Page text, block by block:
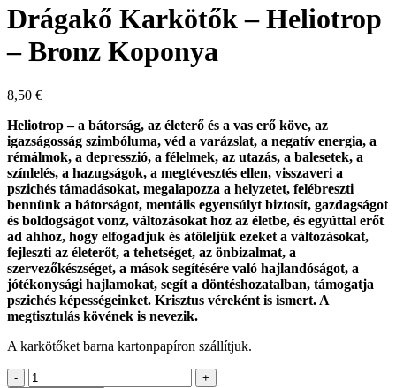
Drágakő Karkötők – Heliotrop
– Bronz Koponya
8,50 €
Heliotrop – a bátorság, az életerő és a vas erő köve, az
igazságosság szimbóluma, véd a varázslat, a negatív energia, a
rémálmok, a depresszió, a félelmek, az utazás, a balesetek, a
színlelés, a hazugságok, a megtévesztés ellen, visszaveri a
pszichés támadásokat, megalapozza a helyzetet, felébreszti
bennünk a bátorságot, mentális egyensúlyt biztosít, gazdagságot
és boldogságot vonz, változásokat hoz az életbe, és egyúttal erőt
ad ahhoz, hogy elfogadjuk és átöleljük ezeket a változásokat,
fejleszti az életerőt, a tehetséget, az önbizalmat, a
szervezőkészséget, a mások segítésére való hajlandóságot, a
jótékonysági hajlamokat, segít a döntéshozatalban, támogatja
pszichés képességeinket. Krisztus véreként is ismert. A
megtisztulás kövének is nevezik.
A karkötőket barna kartonpapíron szállítjuk.
Drágakő